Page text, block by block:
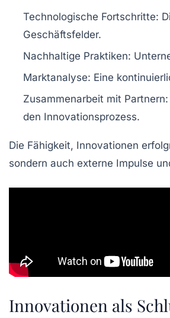
Technologische Fortschritte:
Geschäftsfelder.
Nachhaltige Praktiken:
Marktanalyse: Eine
Zusammenarbeit mit Partnern:
den Innovationsprozess.
Die Fähigkeit, Innovationen
sondern auch externe Impulse
Innovationen als